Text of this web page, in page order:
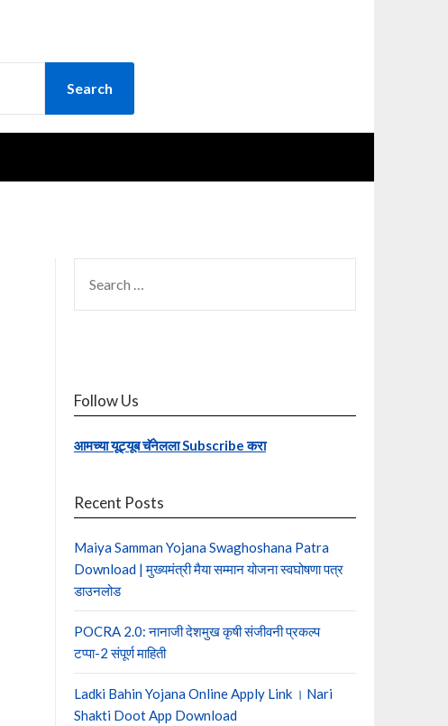
FOR:
Follow Us
आमच्या यूट्यूब चॅनेलला Subscribe करा
Recent Posts
Maiya Samman Yojana Swaghoshana Patra
Download | मुख्यमंत्री मैया सम्मान योजना स्वघोषणा पत्र
डाउनलोड
POCRA 2.0: नानाजी देशमुख कृषी संजीवनी प्रकल्प
टप्पा-2 संपूर्ण माहिती
Ladki Bahin Yojana Online Apply Link । Nari
Shakti Doot App Download